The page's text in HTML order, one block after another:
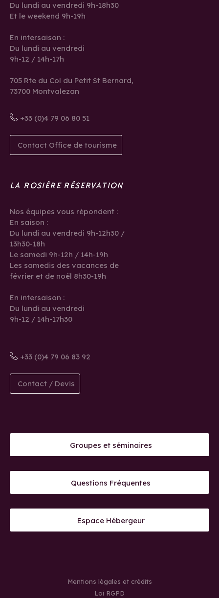
Du lundi au vendredi 9h-18h30
Et le weekend 9h-19h
En intersaison :
Du lundi au vendredi
9h-12 / 14h-17h
705 Rte du Col du Petit St Bernard,
73700 Montvalezan
+33 (0)4 79 06 80 51
Contact Office de tourisme
LA ROSIÈRE RÉSERVATION
Nos équipes vous répondent :
En saison :
Du lundi au vendredi 9h-12h30 /
13h30-18h
Le samedi 9h-12h / 14h-19h
Les samedis des vacances de
février et de noël 8h30-19h
En intersaison :
Du lundi au vendredi
9h-12 / 14h-17h30
+33 (0)4 79 06 83 92
Contact / Devis
Groupes et séminaires
Questions Fréquentes
Espace Hébergeur
Mentions légales et crédits
Loi RGPD